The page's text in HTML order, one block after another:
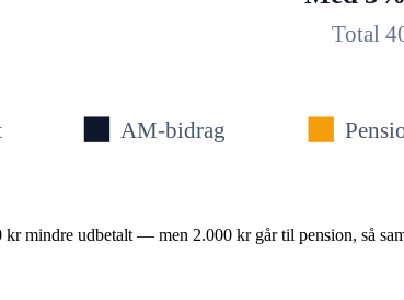
Total
AM-bidrag
kr mindre udbetalt — men 2.000 kr går til pension, så